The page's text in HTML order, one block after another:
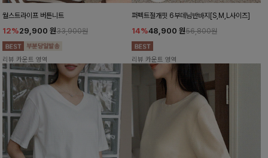
월스트라이프 버튼니트
12%29,900 원33,900원
리뷰 카운트 영역
퍼펙트절개핏 6부데님반바지[S,M,L사이즈]
14%48,900 원56,800원
리뷰 카운트 영역